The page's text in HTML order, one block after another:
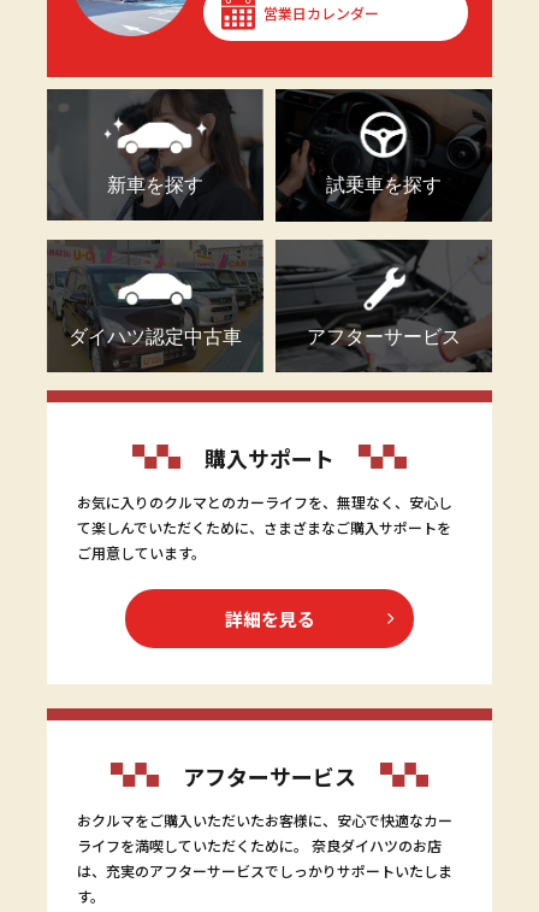
営業日カレンダー
新車を探す 試乗車を探す
ダイハツ認定中古車 アフターサービス
購入サポート
お気に入りのクルマとのカーライフを、無理なく、安心し
て楽しんでいただくために、さまざまなご購入サポートを
ご用意しています。
詳細を見る
アフターサービス
おクルマをご購入いただいたお客様に、安心で快適なカー
ライフを満喫していただくために。 奈良ダイハツのお店
は、充実のアフターサービスでしっかりサポートいたしま
す。